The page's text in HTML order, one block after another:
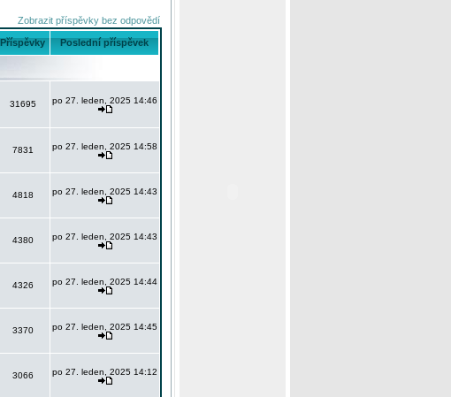
Zobrazit příspěvky bez odpovědí
Příspěvky Poslední příspěvek
31695 po 27. leden, 2025 14:46
7831 po 27. leden, 2025 14:58
4818 po 27. leden, 2025 14:43
4380 po 27. leden, 2025 14:43
4326 po 27. leden, 2025 14:44
3370 po 27. leden, 2025 14:45
3066 po 27. leden, 2025 14:12